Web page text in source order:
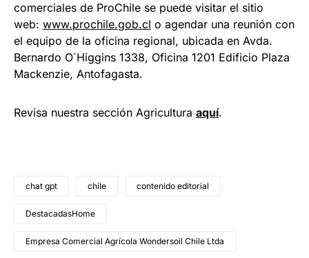
comerciales de ProChile se puede visitar el sitio
web: www.prochile.gob.cl o agendar una reunión con
el equipo de la oficina regional, ubicada en Avda.
Bernardo O´Higgins 1338, Oficina 1201 Edificio Plaza
Mackenzie, Antofagasta.
Revisa nuestra sección Agricultura aquí.
chat gpt chile contenido editorial
DestacadasHome
Empresa Comercial Agrícola Wondersoil Chile Ltda